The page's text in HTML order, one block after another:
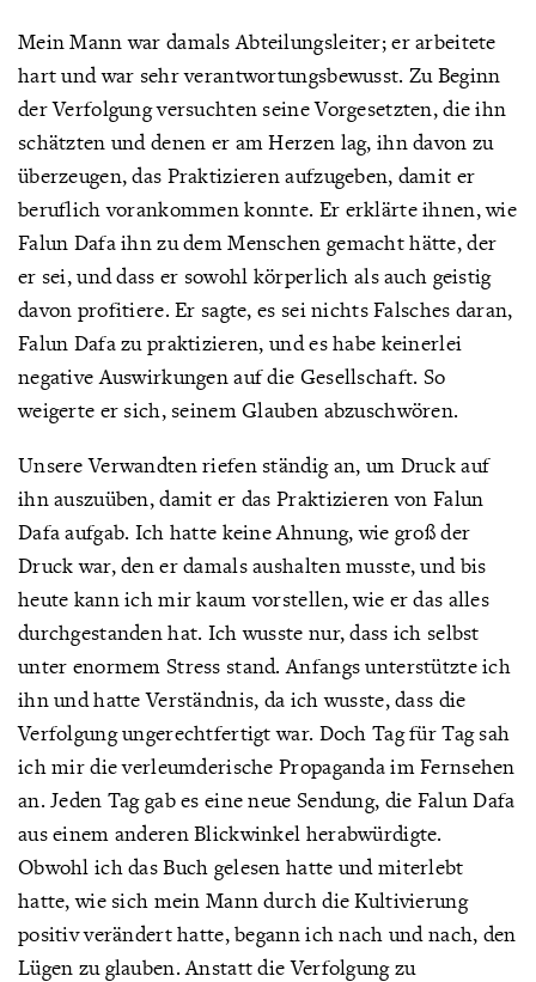
Mein Mann war damals Abteilungsleiter; er arbeitete
hart und war sehr verantwortungsbewusst. Zu Beginn
der Verfolgung versuchten seine Vorgesetzten, die ihn
schätzten und denen er am Herzen lag, ihn davon zu
überzeugen, das Praktizieren aufzugeben, damit er
beruflich vorankommen konnte. Er erklärte ihnen, wie
Falun Dafa ihn zu dem Menschen gemacht hätte, der
er sei, und dass er sowohl körperlich als auch geistig
davon profitiere. Er sagte, es sei nichts Falsches daran,
Falun Dafa zu praktizieren, und es habe keinerlei
negative Auswirkungen auf die Gesellschaft. So
weigerte er sich, seinem Glauben abzuschwören.
Unsere Verwandten riefen ständig an, um Druck auf
ihn auszuüben, damit er das Praktizieren von Falun
Dafa aufgab. Ich hatte keine Ahnung, wie groß der
Druck war, den er damals aushalten musste, und bis
heute kann ich mir kaum vorstellen, wie er das alles
durchgestanden hat. Ich wusste nur, dass ich selbst
unter enormem Stress stand. Anfangs unterstützte ich
ihn und hatte Verständnis, da ich wusste, dass die
Verfolgung ungerechtfertigt war. Doch Tag für Tag sah
ich mir die verleumderische Propaganda im Fernsehen
an. Jeden Tag gab es eine neue Sendung, die Falun Dafa
aus einem anderen Blickwinkel herabwürdigte.
Obwohl ich das Buch gelesen hatte und miterlebt
hatte, wie sich mein Mann durch die Kultivierung
positiv verändert hatte, begann ich nach und nach, den
Lügen zu glauben. Anstatt die Verfolgung zu